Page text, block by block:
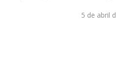
5 de abril